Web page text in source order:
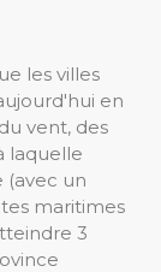
les villes
en
vent, des
laquelle
(avec un
maritimes
3